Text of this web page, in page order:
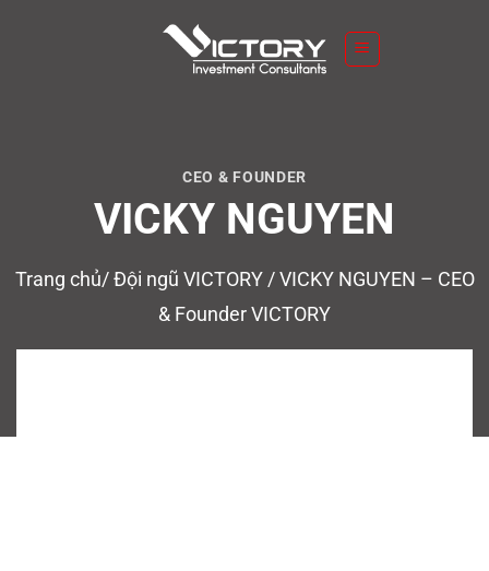
CEO & FOUNDER
VICKY NGUYEN
Trang chủ/Đội ngũ VICTORY /VICKY NGUYEN – CEO
& Founder VICTORY